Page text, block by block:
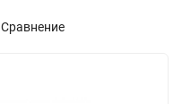
Сравнение